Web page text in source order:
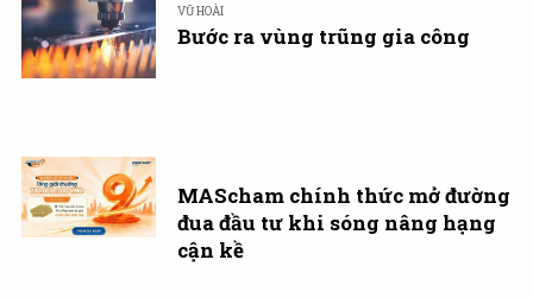
VŨ HOÀI
Bước ra vùng trũng gia công
MAScham chính thức mở đường
đua đầu tư khi sóng nâng hạng
cận kề